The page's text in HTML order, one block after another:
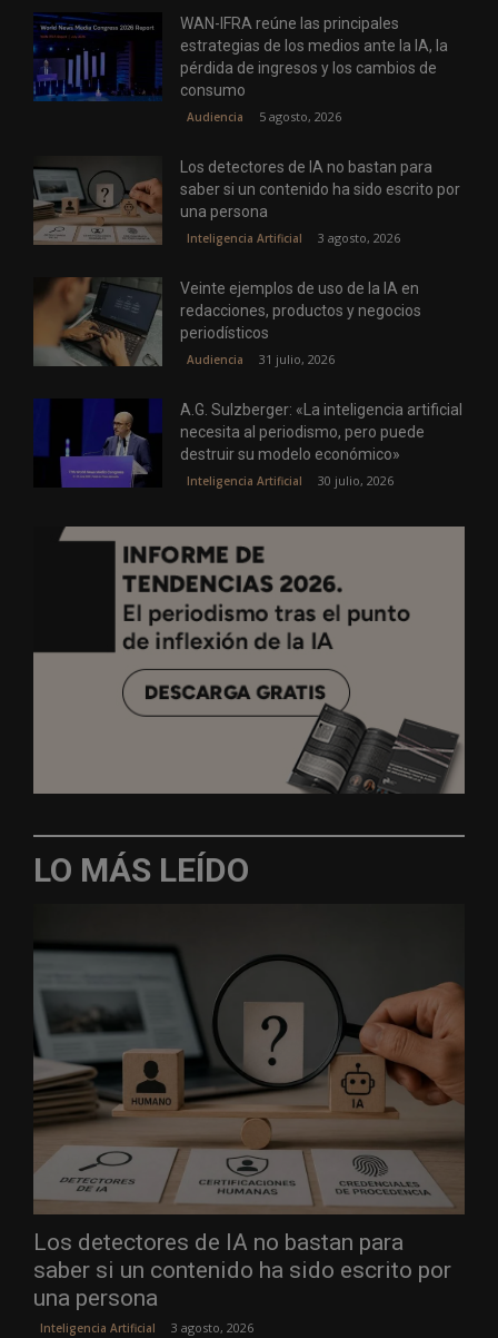
WAN-IFRA reúne las principales
estrategias de los medios ante la IA, la
pérdida de ingresos y los cambios de
consumo
Audiencia 5 agosto, 2026
Los detectores de IA no bastan para
saber si un contenido ha sido escrito por
una persona
Inteligencia Artificial 3 agosto, 2026
Veinte ejemplos de uso de la IA en
redacciones, productos y negocios
periodísticos
Audiencia 31 julio, 2026
A.G. Sulzberger: «La inteligencia artificial
necesita al periodismo, pero puede
destruir su modelo económico»
Inteligencia Artificial 30 julio, 2026
LO MÁS LEÍDO
Los detectores de IA no bastan para
saber si un contenido ha sido escrito por
una persona
Inteligencia Artificial 3 agosto, 2026